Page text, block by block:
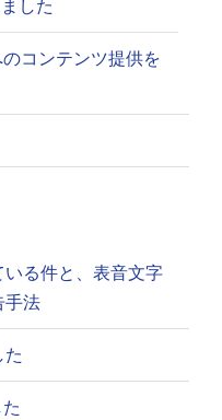
した
のコンテンツ提供を
る件と、表音文字
手法